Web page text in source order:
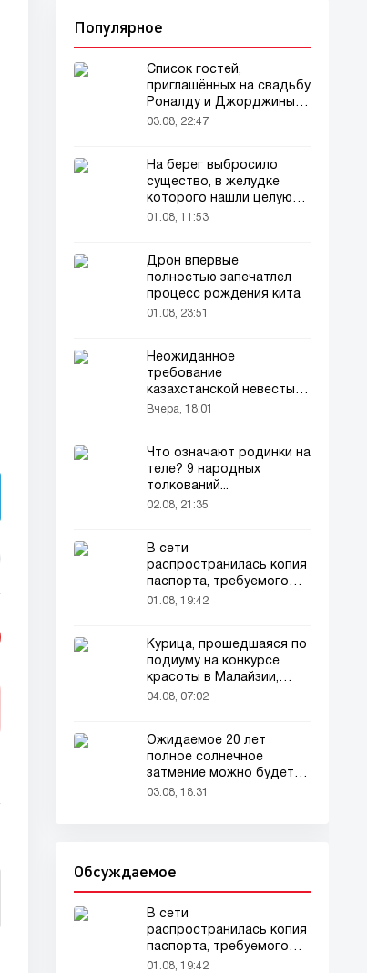
Популярное
Список гостей,
приглашённых на свадьбу
Роналду и Джорджины,
вызвал ажиотаж
03.08, 22:47
На берег выбросило
существо, в желудке
которого нашли целую
добычу
01.08, 11:53
Дрон впервые
полностью запечатлел
процесс рождения кита
01.08, 23:51
Неожиданное
требование
казахстанской невесты в
качестве махра удивило
Вчера, 18:01
Что означают родинки на
теле? 9 народных
толкований...
02.08, 21:35
В сети
распространилась копия
паспорта, требуемого
для домашних животных
01.08, 19:42
Курица, прошедшаяся по
подиуму на конкурсе
красоты в Малайзии,
привлекла внимание
04.08, 07:02
Ожидаемое 20 лет
полное солнечное
затмение можно будет
наблюдать в августе
03.08, 18:31
Обсуждаемое
В сети
распространилась копия
паспорта, требуемого
для домашних животных
01.08, 19:42